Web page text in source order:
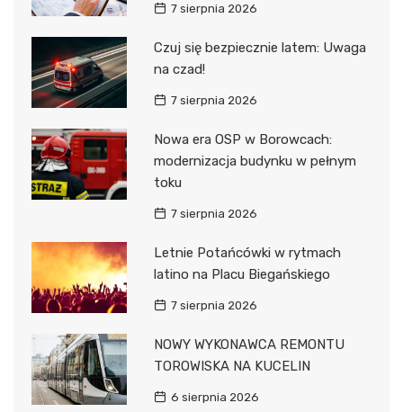
7 sierpnia 2026
Czuj się bezpiecznie latem: Uwaga
na czad!
7 sierpnia 2026
Nowa era OSP w Borowcach:
modernizacja budynku w pełnym
toku
7 sierpnia 2026
Letnie Potańcówki w rytmach
latino na Placu Biegańskiego
7 sierpnia 2026
NOWY WYKONAWCA REMONTU
TOROWISKA NA KUCELIN
6 sierpnia 2026